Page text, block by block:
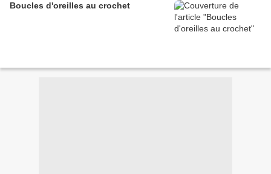
Boucles d'oreilles au crochet